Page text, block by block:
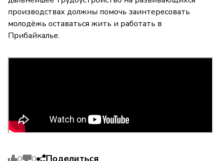
производствах должны помочь заинтересовать
молодёжь оставаться жить и работать в
Прибайкалье.
Поделиться